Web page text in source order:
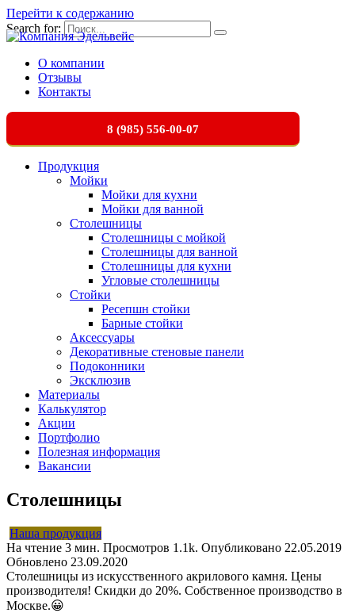
Перейти к содержанию
Search for:
О компании
Отзывы
Контакты
8 (985) 556-00-07
Продукция
Мойки
Мойки для кухни
Мойки для ванной
Столешницы
Столешницы с мойкой
Столешницы для ванной
Столешницы для кухни
Угловые столешницы
Стойки
Ресепшн стойки
Барные стойки
Аксессуары
Декоративные стеновые панели
Подоконники
Эксклюзив
Материалы
Калькулятор
Акции
Портфолио
Полезная информация
Вакансии
Столешницы
Наша продукция
На чтение 3 мин. Просмотров 1.1k. Опубликовано 22.05.2019
Обновлено 23.09.2020
Столешницы из искусственного акрилового камня. Цены
производителя! Cкидки до 20%. Собственное производство в
Москве.😀